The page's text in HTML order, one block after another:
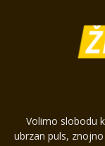
Volimo slobodu
ubrzan puls,